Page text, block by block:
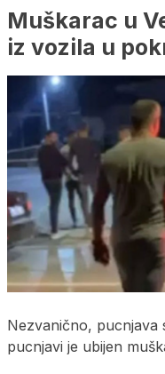
Muškarac u
iz vozila u
Nezvanično, pucnjava
pucnjavi je ubijen